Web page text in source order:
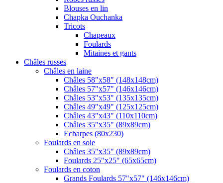
Blouses en lin
Chapka Ouchanka
Tricots
Chapeaux
Foulards
Mitaines et gants
Châles russes
Châles en laine
Châles 58"x58" (148x148cm)
Châles 57"x57" (146x146cm)
Châles 53"x53" (135x135cm)
Châles 49"x49" (125x125cm)
Châles 43"x43" (110x110cm)
Châles 35"x35" (89x89cm)
Echarpes (80х230)
Foulards en soie
Châles 35"x35" (89x89cm)
Foulards 25"x25" (65x65cm)
Foulards en coton
Grands Foulards 57"x57" (146x146cm)